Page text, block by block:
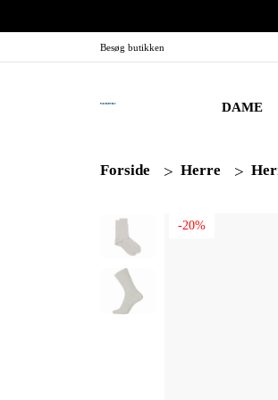
Besøg butikken
DAME
Forside Herre
-20%